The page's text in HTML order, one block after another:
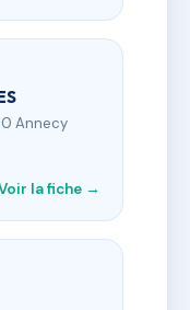
Annecy
la fiche →